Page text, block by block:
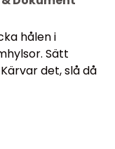
hålen i
Sätt
det, slå då